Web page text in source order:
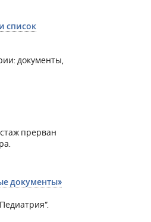
список
документы,
прерван
документы»